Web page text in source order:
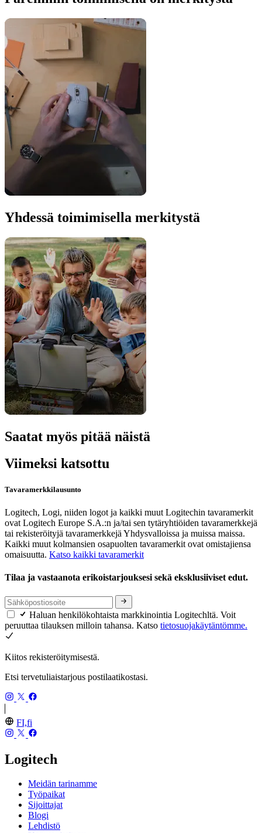
Yhdessä toimimisella merkitystä
Saatat myös pitää näistä
Viimeksi katsottu
Tavaramerkkilausunto
Logitech, Logi, niiden logot ja kaikki muut Logitechin tavaramerkit
ovat Logitech Europe S.A.:n ja/tai sen tytäryhtiöiden tavaramerkkejä
tai rekisteröityjä tavaramerkkejä Yhdysvalloissa ja muissa maissa.
Kaikki muut kolmansien osapuolten tavaramerkit ovat omistajiensa
omaisuutta. Katso kaikki tavaramerkit
Tilaa ja vastaanota erikoistarjouksesi sekä eksklusiiviset edut.
Haluan henkilökohtaista markkinointia Logitechltä. Voit
peruuttaa tilauksen milloin tahansa. Katso tietosuojakäytäntömme.
Kiitos rekisteröitymisestä.
Etsi tervetuliaistarjous postilaatikostasi.
FI,fi
Logitech
Meidän tarinamme
Työpaikat
Sijoittajat
Blogi
Lehdistö